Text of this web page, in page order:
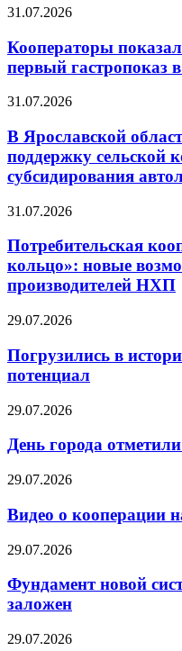
31.07.2026
Кооператоры
первый гастропоказ
31.07.2026
В Ярославской
поддержку сельской
субсидирования
31.07.2026
Потребительская
кольцо»: новые
производителей НХП
29.07.2026
Погрузились в
потенциал
29.07.2026
День города
29.07.2026
Видео о кооперации
29.07.2026
Фундамент новой
заложен
29.07.2026